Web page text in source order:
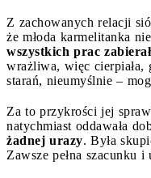
Z zachowanych relacji
że młoda karmelitanka
wszystkich prac
wrażliwa, więc cierpiała,
starań, nieumyślnie –
Za to przykrości jej
natychmiast oddawała
żadnej urazy. Była
Zawsze pełna szacunku i